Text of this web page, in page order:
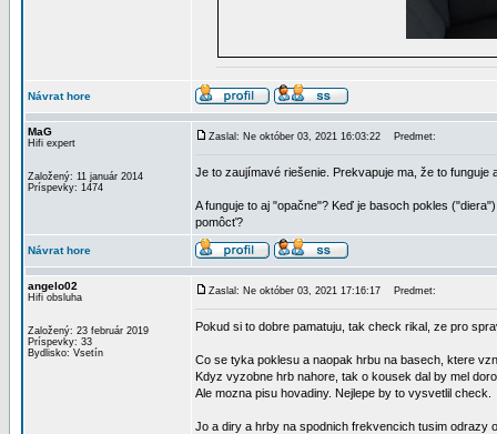
Návrat hore
MaG
Hifi expert
Založený: 11 január 2014
Príspevky: 1474
Zaslal: Ne október 03, 2021 16:03:22 Predmet:
Je to zaujímavé riešenie. Prekvapuje ma, že to funguje
A funguje to aj "opačne"? Keď je basoch pokles
pomôcť?
Návrat hore
angelo02
Hifi obsluha
Založený: 23 február 2019
Príspevky: 33
Bydlisko: Vsetín
Zaslal: Ne október 03, 2021 17:16:17 Predmet:
Pokud si to dobre pamatuju, tak check rikal, ze pro
Co se tyka poklesu a naopak hrbu na basech, ktere
Kdyz vyzobne hrb nahore, tak o kousek dal by mel
Ale mozna pisu hovadiny. Nejlepe by to vysvetlil check.
Jo a diry a hrby na spodnich frekvencich tusim odrazy